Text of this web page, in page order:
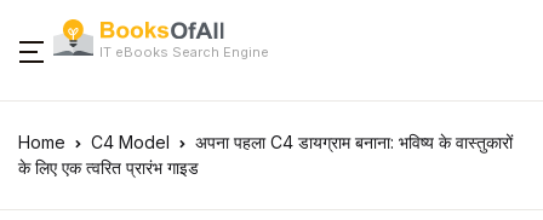
IT eBooks Search Engine
Home C4 Model
अपना पहला C4 डायग्राम बनाना: भविष्य के वास्तुकारों
के लिए एक त्वरित प्रारंभ गाइड